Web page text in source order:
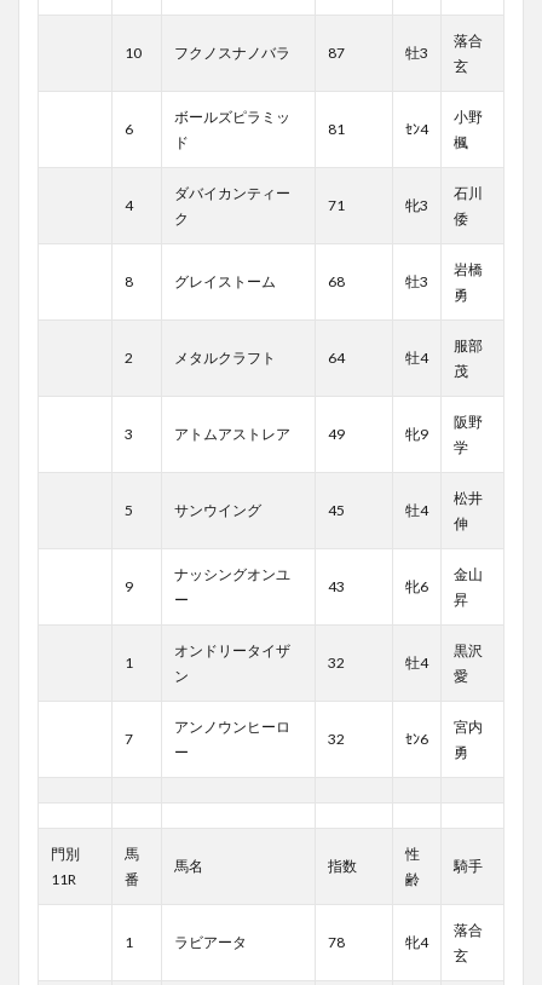
10 フクノスナノバラ 87 牡3
落合
玄
6
ボールズピラミッ
ド
81 ｾﾝ4
小野
楓
4
ダバイカンティー
ク
71 牝3
石川
倭
8 グレイストーム 68 牡3
岩橋
勇
2 メタルクラフト 64 牡4
服部
茂
3 アトムアストレア 49 牝9
阪野
学
5 サンウイング 45 牡4
松井
伸
9
ナッシングオンユ
ー
43 牝6
金山
昇
1
オンドリータイザ
ン
32 牡4
黒沢
愛
7
アンノウンヒーロ
ー
32 ｾﾝ6
宮内
勇
門別
11R
馬
番
馬名 指数
性
齢
騎手
1 ラビアータ 78 牝4
落合
玄